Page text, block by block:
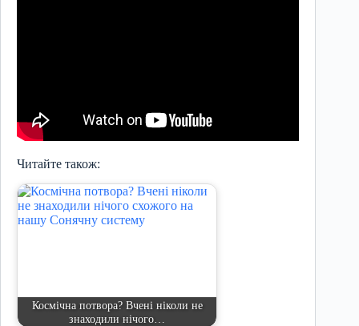
Читайте також:
Космічна потвора? Вчені ніколи не
знаходили нічого…